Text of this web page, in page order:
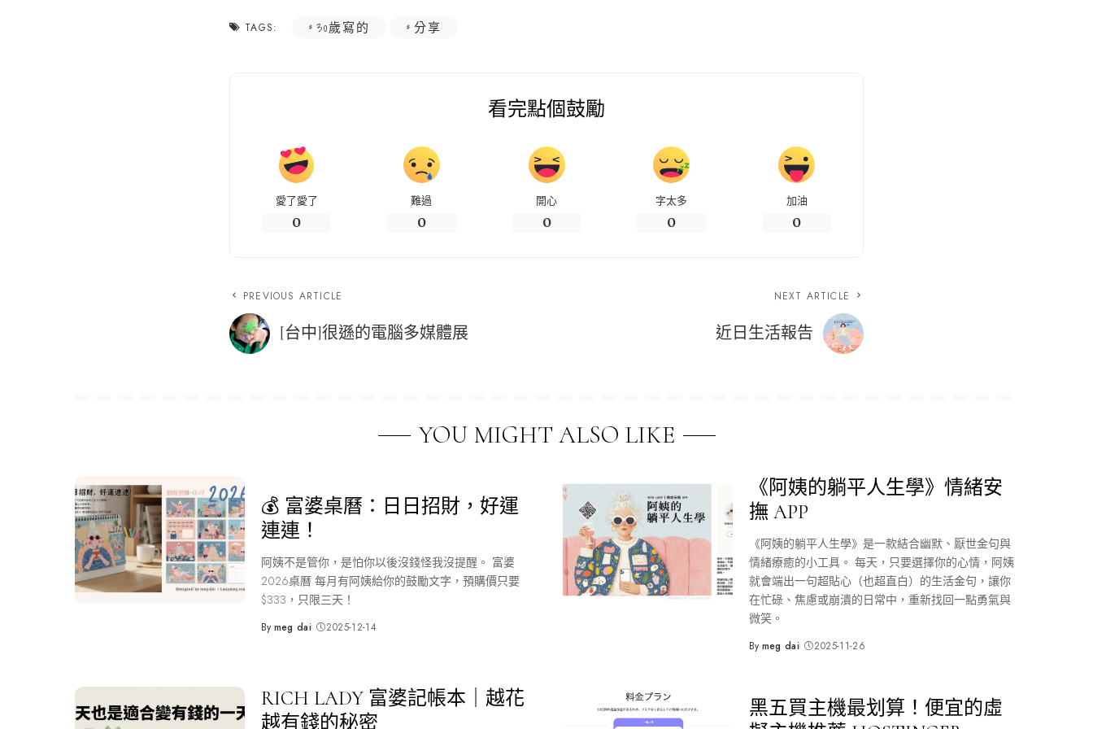
TAGS: 30歲寫的 分享
看完點個鼓勵
愛了愛了
0
難過
0
開心
0
字太多
0
加油
0
PREVIOUS ARTICLE
[台中]很遜的電腦多媒體展
NEXT ARTICLE
近日生活報告
YOU MIGHT ALSO LIKE
💰 富婆桌曆：日日招財，好運
連連！
阿姨不是管你，是怕你以後沒錢怪我沒提醒。 富婆
2026桌曆 每月有阿姨給你的鼓勵文字，預購價只要
$333，只限三天！
Posted
By meg dai 2025-12-14
《阿姨的躺平人生學》情緒安
撫 APP
《阿姨的躺平人生學》是一款結合幽默、厭世金句與
情緒療癒的小工具。 每天，只要選擇你的心情，阿姨
就會端出一句超貼心（也超直白）的生活金句，讓你
在忙碌、焦慮或崩潰的日常中，重新找回一點勇氣與
微笑。
Posted
By meg dai 2025-11-26
RICH LADY 富婆記帳本｜越花
越有錢的秘密
黑五買主機最划算！便宜的虛